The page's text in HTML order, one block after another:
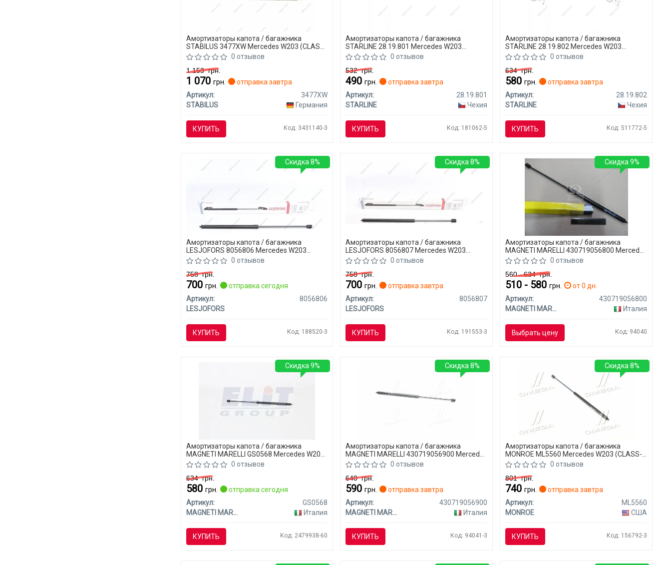
Амортизаторы капота / багажника
STABILUS 3477XW Mercedes W203 (CLASS-
C)
0 отзывов
1 153грн.
1 070 грн.
отправка завтра
Артикул:
3477XW
STABILUS
Германия
КУПИТЬ Код: 3431140-3
Амортизаторы капота / багажника
STARLINE 28.19.801 Mercedes W203
(CLASS-C)
0 отзывов
532грн.
490грн.
отправка завтра
Артикул:
28.19.801
STARLINE
Чехия
КУПИТЬ Код: 181062-5
Амортизаторы капота / багажника
STARLINE 28.19.802 Mercedes W203
(CLASS-C)
0 отзывов
634грн.
580грн.
отправка завтра
Артикул:
28.19.802
STARLINE
Чехия
КУПИТЬ Код: 511772-5
Амортизаторы капота / багажника
LESJOFORS 8056806 Mercedes W203
(CLASS-C)
0 отзывов
758грн.
700 грн.
отправка сегодня
Артикул:
8056806
LESJOFORS
КУПИТЬ Код: 188520-3
Скидка 8%
Амортизаторы капота / багажника
LESJOFORS 8056807 Mercedes W203
(CLASS-C)
0 отзывов
758грн.
700грн.
отправка завтра
Артикул:
8056807
LESJOFORS
КУПИТЬ Код: 191553-3
Скидка 8%
Амортизаторы капота / багажника
MAGNETI MARELLI 430719056800 Mercedes
W203 (CLASS-C)0 отзывов
560 - 634грн.
510 - 580грн.
от 0 дн.
Артикул:
430719056800
MAGNETI MARELLI
Италия
Выбрать цену Код: 94040
Скидка 9%
Амортизаторы капота / багажника
MAGNETI MARELLI GS0568 Mercedes W203
(CLASS-C)
0 отзывов
634грн.
580 грн.
отправка сегодня
Артикул:
GS0568
MAGNETI MARELLI
Италия
КУПИТЬ Код: 2479938-60
Скидка 9%
Амортизаторы капота / багажника
MAGNETI MARELLI 430719056900 Mercedes
W203 (CLASS-C)0 отзывов
640грн.
590грн.
отправка завтра
Артикул:
430719056900
MAGNETI MARELLI
Италия
КУПИТЬ Код: 94041-3
Скидка 8%
Амортизаторы капота / багажника
MONROE ML5560 Mercedes W203 (CLASS-
C)
0 отзывов
801грн.
740грн.
отправка завтра
Артикул:
ML5560
MONROE
США
КУПИТЬ Код: 156792-3
Скидка 8%